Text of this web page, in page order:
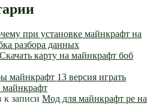
при установке майнкрафт на
разбора данных
Скачать карту на майнкрафт боб
майнкрафт 13 версия играть
к записи Мод для майнкрафт pe на